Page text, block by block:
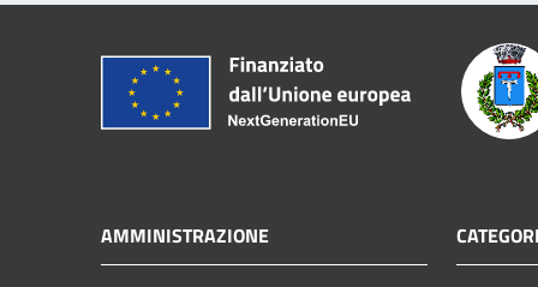
AMMINISTRAZIONE